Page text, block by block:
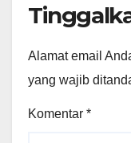
Alamat email
yang wajib
Komentar *